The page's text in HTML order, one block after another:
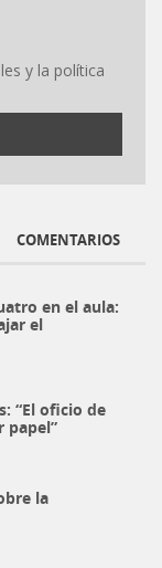
y la política
COMENTARIOS
en el aula:
el
“El oficio de
papel”
la